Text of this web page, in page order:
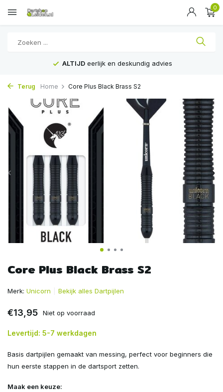
0
ALTIJD eerlijk en deskundig advies
Terug Home Core Plus Black Brass S2
Core Plus Black Brass S2
Merk: Unicorn Bekijk alles Dartpijlen
€13,95 Niet op voorraad
Levertijd: 5-7 werkdagen
Basis dartpijlen gemaakt van messing, perfect voor beginners die
hun eerste stappen in de dartsport zetten.
Maak een keuze: